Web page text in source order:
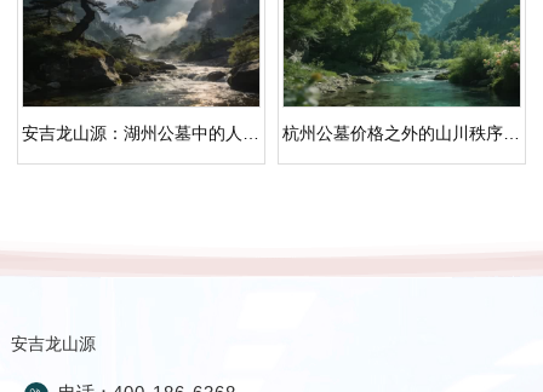
杭州公墓价格之外的山川秩序｜安吉龙山源人文纪念园
安吉龙山源